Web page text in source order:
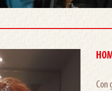
Con